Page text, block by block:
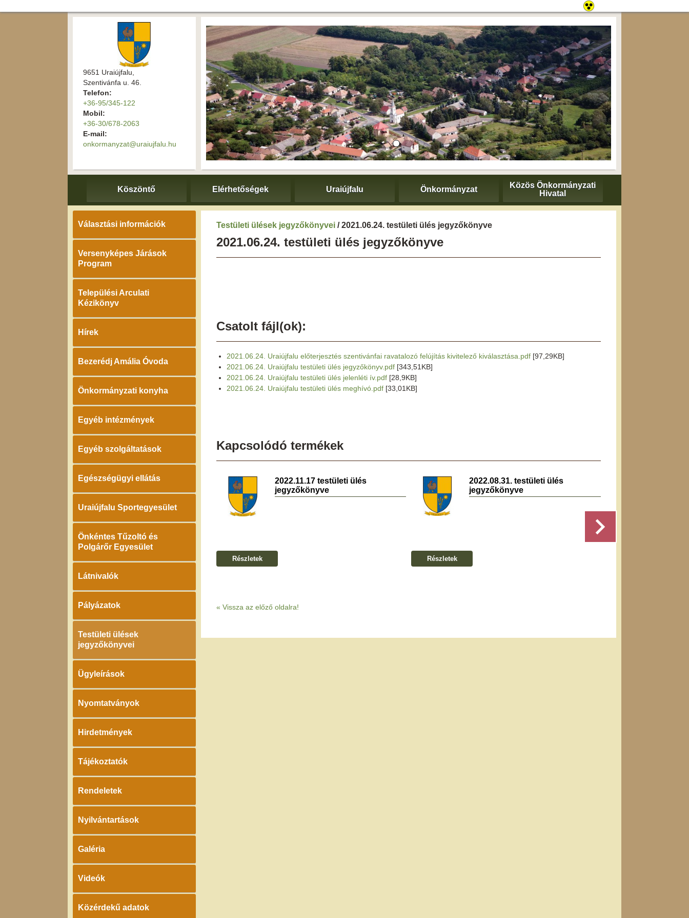
9651 Uraiújfalu,
Szentivánfa u. 46.
Telefon:
+36-95/345-122
Mobil:
+36-30/678-2063
E-mail:
onkormanyzat@uraiujfalu.hu
Köszöntő Elérhetőségek Uraiújfalu Önkormányzat
Közös Önkormányzati
Hivatal
Választási információk
Versenyképes Járások
Program
Települési Arculati
Kézikönyv
Hírek
Bezerédj Amália Óvoda
Önkormányzati konyha
Egyéb intézmények
Egyéb szolgáltatások
Egészségügyi ellátás
Uraiújfalu Sportegyesület
Önkéntes Tűzoltó és
Polgárőr Egyesület
Látnivalók
Pályázatok
Testületi ülések
jegyzőkönyvei
Ügyleírások
Nyomtatványok
Hirdetmények
Tájékoztatók
Rendeletek
Nyilvántartások
Galéria
Videók
Közérdekű adatok
Testületi ülések jegyzőkönyvei / 2021.06.24. testületi ülés jegyzőkönyve
2021.06.24. testületi ülés jegyzőkönyve
Csatolt fájl(ok):
2021.06.24. Uraiújfalu előterjesztés szentivánfai ravatalozó felújítás kivitelező kiválasztása.pdf [97,29KB]
2021.06.24. Uraiújfalu testületi ülés jegyzőkönyv.pdf [343,51KB]
2021.06.24. Uraiújfalu testületi ülés jelenléti ív.pdf [28,9KB]
2021.06.24. Uraiújfalu testületi ülés meghívó.pdf [33,01KB]
Kapcsolódó termékek
2022.11.17 testületi ülés
jegyzőkönyve
Részletek
2022.08.31. testületi ülés
jegyzőkönyve
Részletek
« Vissza az előző oldalra!